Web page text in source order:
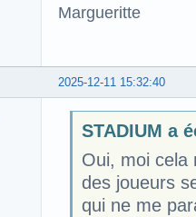
Margueritte
2025-12-11 15:32:40
STADIUM a
Oui, moi cela
des joueurs
qui ne me